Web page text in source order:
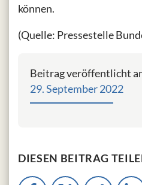
können.
(Quelle: Pressestelle
Beitrag veröffentlicht
29. September 2022
DIESEN BEITRAG